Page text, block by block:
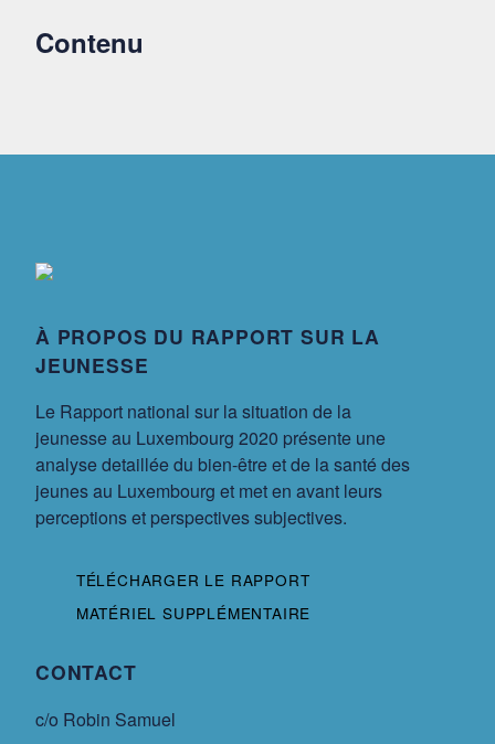
Contenu
À PROPOS DU RAPPORT SUR LA
JEUNESSE
Le Rapport national sur la situation de la
jeunesse au Luxembourg 2020 présente une
analyse detaillée du bien-être et de la santé des
jeunes au Luxembourg et met en avant leurs
perceptions et perspectives subjectives.
TÉLÉCHARGER LE RAPPORT
MATÉRIEL SUPPLÉMENTAIRE
CONTACT
c/o Robin Samuel